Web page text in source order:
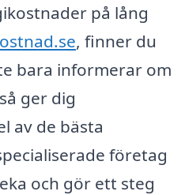
på lång
, finner du
bara informerar om
ger dig
av de bästa
företag
och gör ett steg